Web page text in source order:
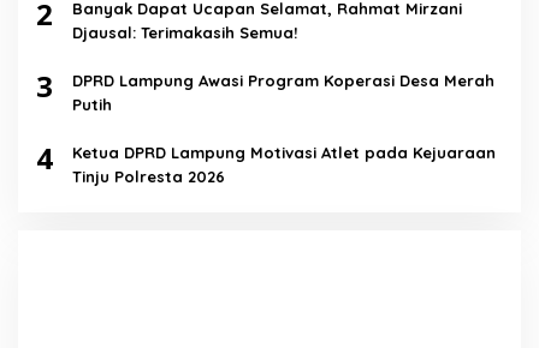
2
Banyak Dapat Ucapan Selamat, Rahmat Mirzani
Djausal: Terimakasih Semua!
3
DPRD Lampung Awasi Program Koperasi Desa Merah
Putih
4
Ketua DPRD Lampung Motivasi Atlet pada Kejuaraan
Tinju Polresta 2026